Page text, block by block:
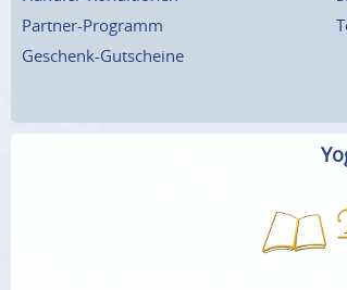
Partner-Programm
Geschenk-Gutscheine